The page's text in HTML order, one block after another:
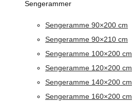
Sengerammer
Sengeramme 90×200 cm
Sengeramme 90×210 cm
Sengeramme 100×200 cm
Sengeramme 120×200 cm
Sengeramme 140×200 cm
Sengeramme 160×200 cm